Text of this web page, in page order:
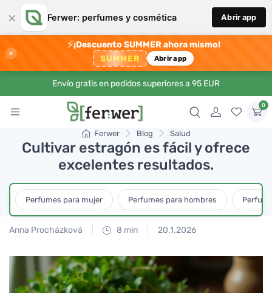
× Ferwer: perfumes y cosmética Abrir app
×
⚡¡Descuento SUMMER ahora mismo!
SUMMER Abrir app
Envío gratis en pedidos superiores a 95 EUR
0
Ferwer Blog Salud
Cultivar estragón es fácil y ofrece
excelentes resultados.
Perfumes para mujer Perfumes para hombres
Anna Procházková 8 min 20.1.2026